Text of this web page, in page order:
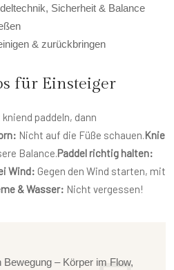
Sicherheit & Balance
& zurückbringen
für Einsteiger
paddeln, dann
Nicht auf die Füße schauen.Knie
Balance.Paddel richtig halten:
Wind: Gegen den Wind starten, mit
& Wasser: Nicht vergessen!
– Körper im Flow,